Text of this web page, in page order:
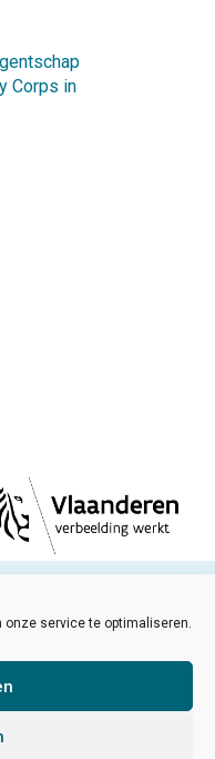
onze service te optimaliseren.
Corps in